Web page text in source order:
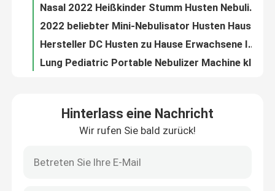
Kontakt US
Nachrichten
Nasal 2022 Heißkinder Stumm Husten Nebulizer Maschine Erwachsene Kinder Mesh Membran Aspirator Kaltes tragbares Mesh Nebulizer
Hersteller DC Husten zu Hause Erwachsene Inhalator Kinder Vernebler Maschine Batterie Portable Mesh Vernebler
Hinterlass eine Nachricht
Wir rufen Sie bald zurück!